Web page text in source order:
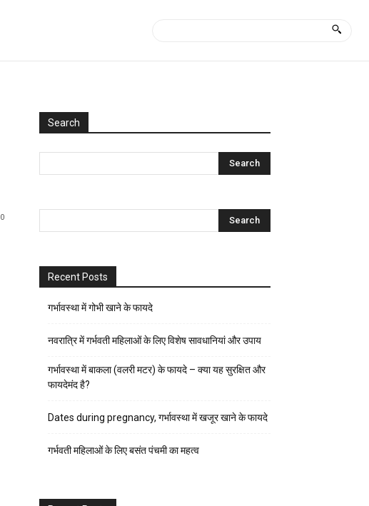
0
Search
Recent Posts
गर्भावस्था में गोभी खाने के फायदे
नवरात्रि में गर्भवती महिलाओं के लिए विशेष सावधानियां और उपाय
गर्भावस्था में बाकला (वलरी मटर) के फायदे – क्या यह सुरक्षित और
फायदेमंद है?
Dates during pregnancy, गर्भावस्था में खजूर खाने के फायदे
गर्भवती महिलाओं के लिए बसंत पंचमी का महत्व